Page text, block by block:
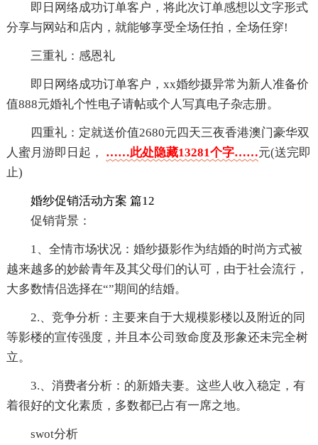
即日网络成功订单客户，将此次订单感想以文字形式
分享与网站和店内，就能够享受全场任拍，全场任穿!
三重礼：感恩礼
即日网络成功订单客户，xx婚纱摄异常为新人准备价
值888元婚礼个性电子请帖或个人写真电子杂志册。
四重礼：定就送价值2680元四天三夜香港澳门豪华双
人蜜月游即日起， ……此处隐藏13281个字……元(送完即
止)
婚纱促销活动方案 篇12
促销背景：
1、全情市场状况：婚纱摄影作为结婚的时尚方式被
越来越多的妙龄青年及其父母们的认可，由于社会流行，
大多数情侣选择在“”期间的结婚。
2.、竞争分析：主要来自于大规模影楼以及附近的同
等影楼的宣传强度，并且本公司致命度及形象还未完全树
立。
3.、消费者分析：的新婚夫妻。这些人收入稳定，有
着很好的文化素质，多数都已占有一席之地。
swot分析